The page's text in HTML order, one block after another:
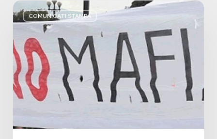
COMUNICATI STAMPA
Basta
bugie,
Regione
Lombardia
pratica
l’antimafia
solo
a
parole